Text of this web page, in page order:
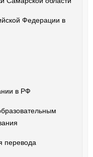
Федерации в
в РФ
перевода